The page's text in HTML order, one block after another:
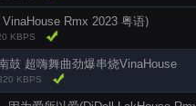
Rmx 2023 粤语)
KBPS
鼓 超嗨舞曲劲爆串烧VinaHouse
KBPS